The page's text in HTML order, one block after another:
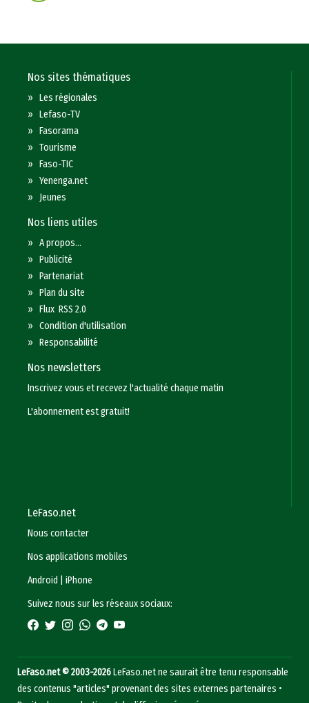
Nos sites thématiques
»Les régionales
»Lefaso-TV
»Fasorama
»Tourisme
»Faso-TIC
»Yenenga.net
» Jeunes
Nos liens utiles
»A propos...
»Publicité
»Partenariat
»Plan du site
»Flux RSS 2.0
»Condition d'utilisation
»Responsabilité
Nos newsletters
Inscrivez vous et recevez l'actualité chaque matin
L'abonnement est gratuit!
LeFaso.net
Nous contacter
Nos applications mobiles
Android
|iPhone
Suivez nous sur les réseaux sociaux:
LeFaso.net © 2003-2026LeFaso.net ne saurait être tenu responsable
des contenus "articles" provenant des sites externes partenaires •